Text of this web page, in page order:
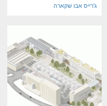
ג'רייס אבו שקארה